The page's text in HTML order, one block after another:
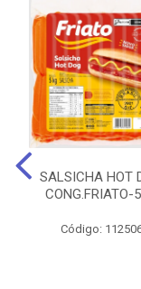
SALSICHA HOT
CONG.FRIATO-
Código: